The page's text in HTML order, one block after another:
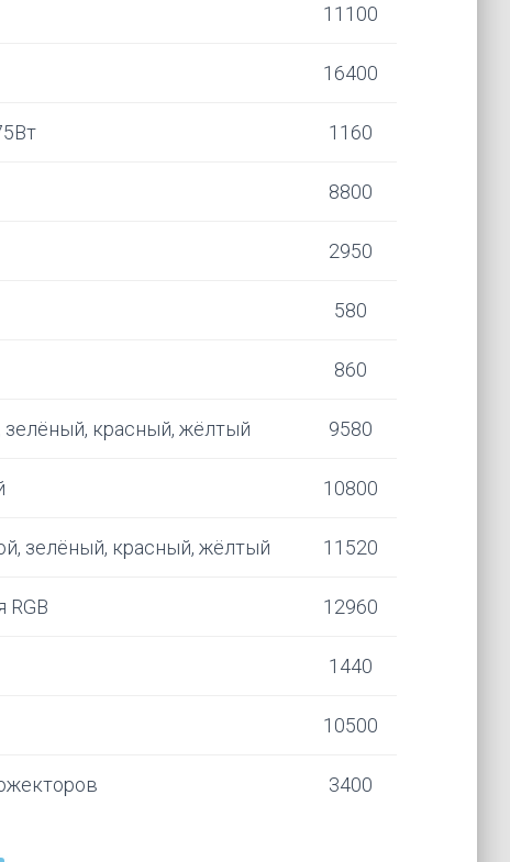
11100
16400
1160
8800
2950
580
860
зелёный, красный, жёлтый 9580
10800
зелёный, красный, жёлтый 11520
RGB 12960
1440
10500
3400